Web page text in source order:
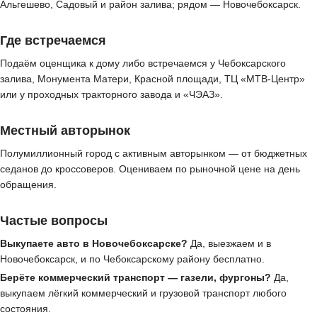
Альгешево, Садовый и район залива; рядом — Новочебоксарск.
Где встречаемся
Подаём оценщика к дому либо встречаемся у Чебоксарского
залива, Монумента Матери, Красной площади, ТЦ «МТВ-Центр»
или у проходных тракторного завода и «ЧЭАЗ».
Местный авторынок
Полумиллионный город с активным авторынком — от бюджетных
седанов до кроссоверов. Оцениваем по рыночной цене на день
обращения.
Частые вопросы
Выкупаете авто в Новочебоксарске? Да, выезжаем и в
Новочебоксарск, и по Чебоксарскому району бесплатно.
Берёте коммерческий транспорт — газели, фургоны? Да,
выкупаем лёгкий коммерческий и грузовой транспорт любого
состояния.